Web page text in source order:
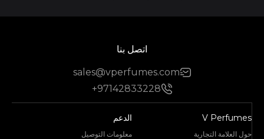
اتصل بنا
sales@vperfumes.com
+97142833228
V Perfumes
حول العلامة التجارية
الدعم
معلومات التوصيل